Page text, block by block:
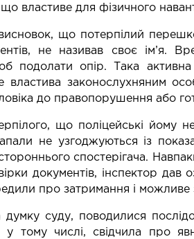
властиве для фізичного
що потерпілий
не називав своє ім’я.
подолати опір. Така активна
властива законослухняним
до правопорушення або
що поліцейські йому
не узгоджуються із
стороннього спостерігача.
документів, інспектор
про затримання і можливе
думку суду, поводилися
у тому числі, свідчила про